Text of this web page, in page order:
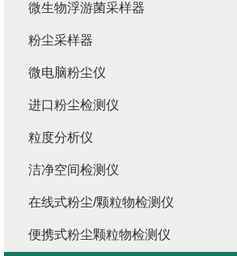
微生物浮游菌采样器
粉尘采样器
微电脑粉尘仪
进口粉尘检测仪
粒度分析仪
洁净空间检测仪
在线式粉尘/颗粒物检测仪
便携式粉尘颗粒物检测仪